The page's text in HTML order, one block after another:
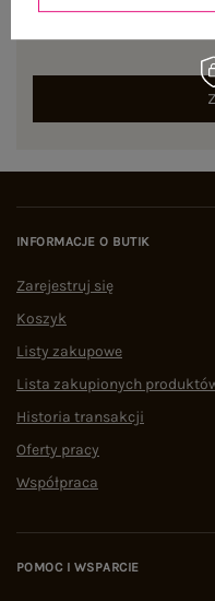
Zapisz się do naszego
INFORMACJE O BUTIK
Zarejestruj się
Koszyk
Listy zakupowe
Lista zakupionych
Historia transakcji
Oferty pracy
Współpraca
POMOC I WSPARCIE